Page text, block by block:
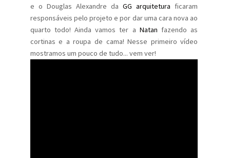
e o Douglas Alexandre daGG arquitetura ficaram
responsáveis pelo projeto e por dar uma cara nova ao
quarto todo! Ainda vamos ter a Natan fazendo as
cortinas e a roupa de cama! Nesse primeiro vídeo
mostramos um pouco de tudo... vem ver!